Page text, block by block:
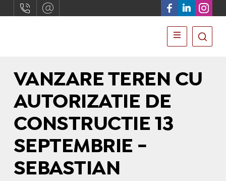
VANZARE TEREN CU
AUTORIZATIE DE
CONSTRUCTIE 13
SEPTEMBRIE -
SEBASTIAN